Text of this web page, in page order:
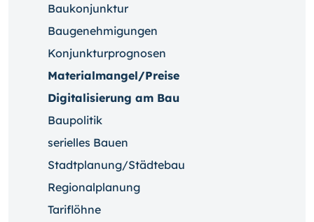
Baukonjunktur
Baugenehmigungen
Konjunkturprognosen
Materialmangel/Preise
Digitalisierung am Bau
Baupolitik
serielles Bauen
Stadtplanung/Städtebau
Regionalplanung
Tariflöhne